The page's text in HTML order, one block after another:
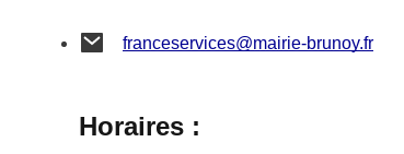
franceservices@mairie-brunoy.fr
Horaires :